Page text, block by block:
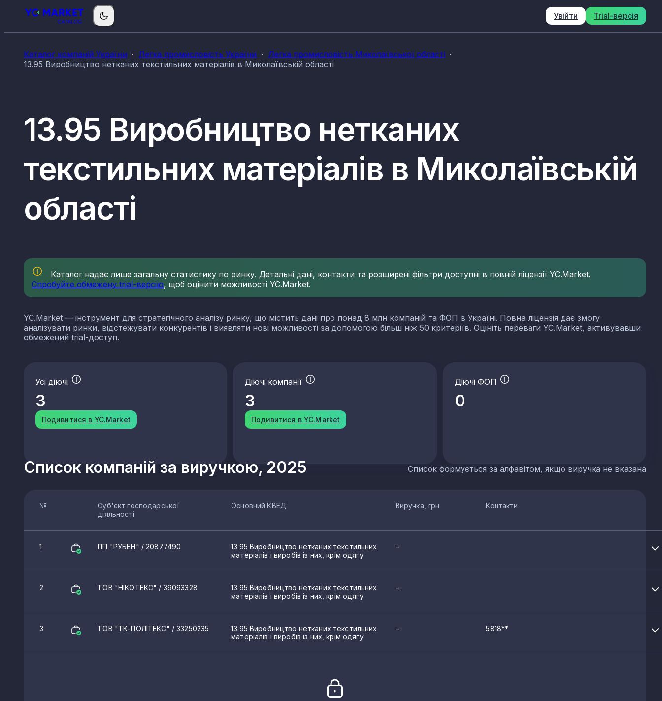
Увійти Trial-версія
Каталог компаній України Легка промисловість України
Легка промисловість Миколаївської області
13.95 Виробництво нетканих текстильних матеріалів в Миколаївській області
13.95 Виробництво нетканих
текстильних матеріалів в Миколаївській
області
Каталог надає лише загальну статистику по ринку. Детальні дані, контакти та розширені фільтри доступні в повній ліцензії YC.Market.
Спробуйте обмежену trial-версію, щоб оцінити можливості YC.Market.
YC.Market — інструмент для стратегічного аналізу ринку, що містить дані про понад 8 млн компаній та ФОП в Україні. Повна ліцензія дає змогу
аналізувати ринки, відстежувати конкурентів і виявляти нові можливості за допомогою більш ніж 50 критеріїв. Оцініть переваги YC.Market, активувавши
обмежений trial-доступ.
Усі діючі
3
Подивитися в YC.Market
Діючі компанії
3
Подивитися в YC.Market
Діючі ФОП
0
Список компаній за виручкою, 2025 Список формується за алфавітом, якщо виручка не вказана
№
Суб'єкт господарської
діяльності
Основний КВЕД Виручка, грн Контакти
1 ПП "РУБЕН" / 20877490
13.95 Виробництво нетканих текстильних
матеріалів і виробів із них, крім одягу
–
2 ТОВ "НІКОТЕКС" / 39093328
13.95 Виробництво нетканих текстильних
матеріалів і виробів із них, крім одягу
–
3 ТОВ "ТК-ПОЛІТЕКС" / 33250235
13.95 Виробництво нетканих текстильних
матеріалів і виробів із них, крім одягу
– 5818**